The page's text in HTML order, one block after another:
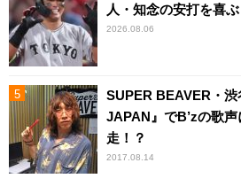
人・知念の安打を喜ぶ
2026.08.06
SUPER BEAVER・
JAPAN』でB’zの歌
走！？
2017.08.14